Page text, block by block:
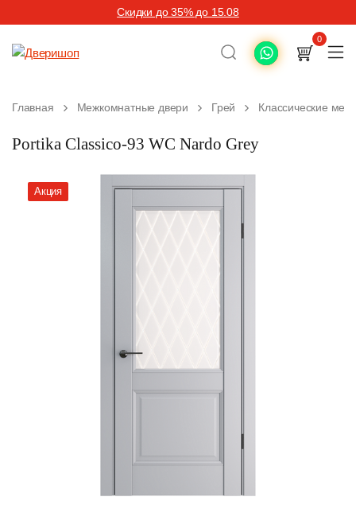
Скидки до 35% до 15.08
0
Главная Межкомнатные двери Грей Классические
Portika Classico-93 WC Nardo Grey
Акция